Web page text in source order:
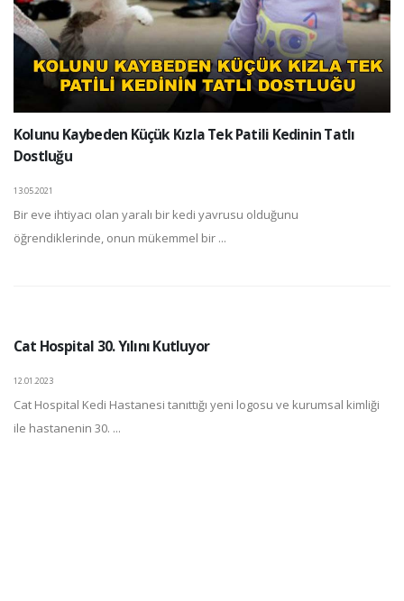
Kolunu Kaybeden Küçük Kızla Tek Patili Kedinin Tatlı
Dostluğu
13.05.2021
Bir eve ihtiyacı olan yaralı bir kedi yavrusu olduğunu
öğrendiklerinde, onun mükemmel bir ...
Cat Hospital 30. Yılını Kutluyor
12.01.2023
Cat Hospital Kedi Hastanesi tanıttığı yeni logosu ve kurumsal kimliği
ile hastanenin 30. ...